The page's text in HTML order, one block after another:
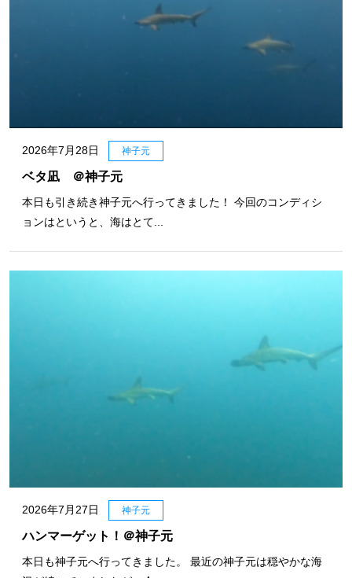
2026年7月28日 神子元
ベタ凪 ＠神子元
本日も引き続き神子元へ行ってきました！ 今回のコンディシ
ョンはというと、海はとて...
2026年7月27日 神子元
ハンマーゲット！＠神子元
本日も神子元へ行ってきました。 最近の神子元は穏やかな海